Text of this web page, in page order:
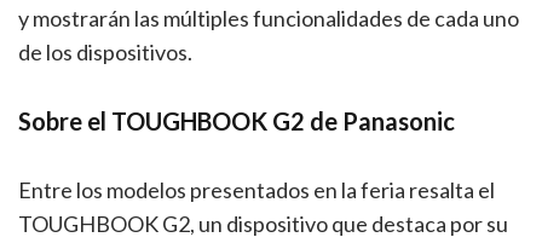
y mostrarán las múltiples funcionalidades de cada uno
de los dispositivos.
Sobre el TOUGHBOOK G2 de Panasonic
Entre los modelos presentados en la feria resalta el
TOUGHBOOK G2, un dispositivo que destaca por su